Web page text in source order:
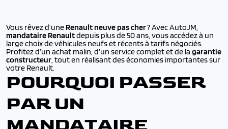
Vous rêvez d’une Renault neuve pas cher? Avec AutoJM,
mandataire Renaultdepuis plus de 50 ans, vous accédez à un
large choix de véhicules neufs et récents à tarifs négociés.
Profitez d’un achat malin, d’un service complet et de la garantie
constructeur, tout en réalisant des économies importantes sur
votre Renault.
POURQUOI PASSER
PAR UN